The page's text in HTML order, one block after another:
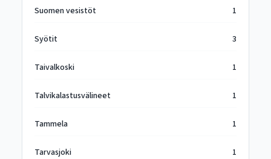
Suomen vesistöt 1
Syötit 3
Taivalkoski 1
Talvikalastusvälineet 1
Tammela 1
Tarvasjoki 1